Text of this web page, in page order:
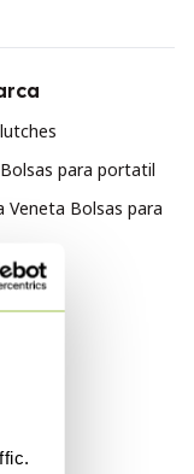
para portatil
Veneta Bolsas para